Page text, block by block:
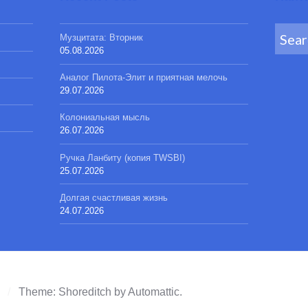
Музцитата: Вторник
05.08.2026
Аналог Пилота-Элит и приятная мелочь
29.07.2026
Колониальная мысль
26.07.2026
Ручка Ланбиту (копия TWSBI)
25.07.2026
Долгая счастливая жизнь
24.07.2026
for:
Theme: Shoreditch byAutomattic.